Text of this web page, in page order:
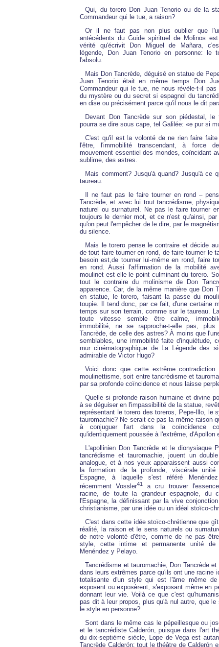
Qui, du torero Don Juan Tenorio ou de la
Commandeur qui le tue, a raison?
Or il ne faut pas non plus oublier que
antécédents du Guide spirituel de Molinos
vérité qu'écrivit Don Miguel de Mañara,
légende, Don Juan Tenorio en personne: le
l'absolu.
Mais Don Tancrède, déguisé en statue de
Juan Tenorio était en même temps Don
Commandeur qui le tue, ne nous révèle-t-il pas
du mystère ou du secret si espagnol du
en dise ou précisément parce qu'il nous le dit
Devant Don Tancrède sur son piédestal, le
pourra se dire sous cape, tel Galilée: «e pur si
C'est qu'il est la volonté de ne rien faire
l'être, l'immobilité transcendant, à force
mouvement essentiel des mondes, coïncidant
sublime, des astres.
Mais comment? Jusqu'à quand? Jusqu'à ce
taureau.
Il ne faut pas le faire tourner en rond –
Tancrède, et avec lui tout tancrédisme,
naturel ou surnaturel. Ne pas le faire tourner
toujours le dernier mot, et ce n'est qu'ainsi,
qu'on peut l'empêcher de le dire, par le
du silence.
Mais le torero pense le contraire et décide
de tout faire tourner en rond, de faire tourner le
besoin est,de tourner lui-même en rond, faire
en rond. Aussi l'affirmation de la mobilité
moulinet est-elle le point culminant du torero.
tout le contraire du molinisme de Don
apparence. Car, de la même manière que Don
en statue, le torero, faisant la passe du
toupie. Il tend donc, par ce fait, d'une certaine
temps sur son terrain, comme sur le taureau.
toute vitesse semble être calme,
immobilité, ne se rapproche-t-elle pas,
Tancrède, de celle des astres? À moins que
semblables, une immobilité faite d'inquiétude,
mur cinématographique de La Légende des
admirable de Victor Hugo?
Voici donc que cette extrême contradiction
moulinettisme, soit entre tancrédisme et
par sa profonde coïncidence et nous laisse
Quelle si profonde raison humaine et divine
à se déguiser en l'impassibilité de la statue,
représentant le torero des toreros, Pepe-Illo, le
tauromachie? Ne serait-ce pas la même raison
à conjuguer l'art dans la coïncidence
qu'identiquement poussée à l'extrême, d'Apollon
L'apollinien Don Tancrède et le dionysiaque
tancrédisme et tauromachie, jouent un
analogue, et à nos yeux apparaissent aussi
la formation de la profonde, viscérale
Espagne, à laquelle s'est référé
récemment Vossler41
a cru trouver
racine, de toute la grandeur espagnole, du
l'Espagne, la définissant par la vive
christianisme, par une idée ou un idéal stoïco-
C'est dans cette idée stoïco-chrétienne que
réalité, la raison et le sens naturels ou
de notre volonté d'être, comme de ne pas
style, cette intime et permanente unité
Menéndez y Pelayo.
Tancrédisme et tauromachie, Don Tancrède
dans leurs extrêmes parce qu'ils ont une racine
totalisante d'un style qui est l'âme même
exposent ou exposèrent, s'exposant même en
donnant leur vie. Voilà ce que c'est
pas dit à leur propos, plus qu'à nul autre, que
le style en personne?
Sont dans le même cas le pépeillesque ou
et le tancrédiste Calderón, puisque dans l'art
du dix-septième siècle, Lope de Vega est
Tancrède Calderón; tout le théâtre de Calderón